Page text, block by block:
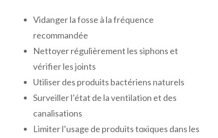
Vidanger la fosse à la fréquence
recommandée
Nettoyer régulièrement les siphons et
vérifier les joints
Utiliser des produits bactériens naturels
Surveiller l’état de la ventilation et des
canalisations
Limiter l’usage de produits toxiques dans les